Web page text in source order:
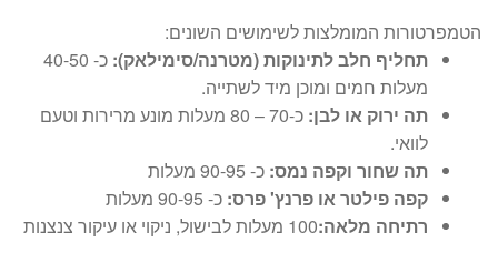
הטמפרטורות המומלצות לשימושים השונים:
תחליף חלב לתינוקות (מטרנה/סימילאק):
כ- 40-50
מעלות חמים ומוכן מיד לשתייה.
תה ירוק או לבן:
כ-70 – 80 מעלות מונע מרירות וטעם
לוואי.
תה שחור וקפה נמס: כ- 90-95 מעלות
קפה פילטר או פרנץ' פרס: כ- 90-95 מעלות
רתיחה מלאה:100 מעלות לבישול, ניקוי או עיקור צנצנות